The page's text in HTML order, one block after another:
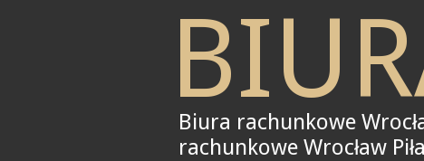
Biura rachunkowe
rachunkowe Wrocław